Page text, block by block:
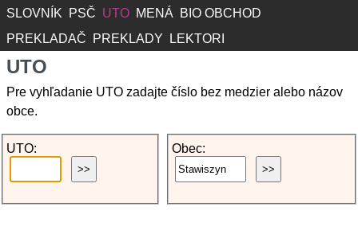
SLOVNÍK PSČ UTO MENÁ
BIO OBCHOD
PREKLADAČ
PREKLADY LEKTORI
UTO
Pre vyhľadanie UTO zadajte číslo bez medzier alebo názov
obce.
UTO: Obec: